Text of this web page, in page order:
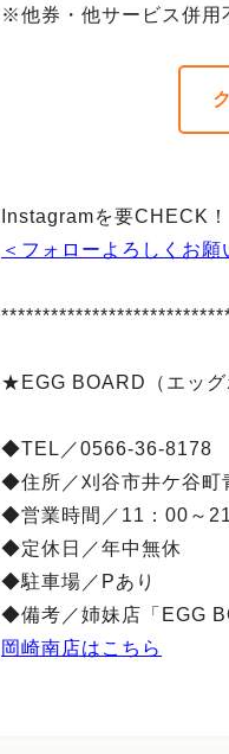
※他券・他サービス併用
Instagramを要CHECK！
＜フォローよろしくお願
★EGG BOARD（エッグ
◆TEL／0566-36-8178
◆住所／刈谷市井ケ谷町
◆営業時間／11：00～
◆定休日／年中無休
◆駐車場／Pあり
◆備考／姉妹店「EGG
岡崎南店はこちら